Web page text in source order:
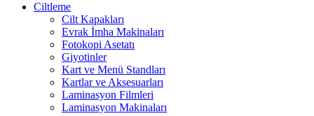
Ciltleme
Cilt Kapakları
Evrak İmha Makinaları
Fotokopi Asetatı
Giyotinler
Kart ve Menü Standları
Kartlar ve Aksesuarları
Laminasyon Filmleri
Laminasyon Makinaları